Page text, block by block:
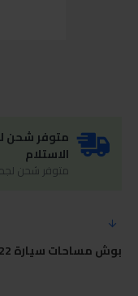
متوفر شحن
الاستلام
متوفر شحن
بوش مساحات سيارة 22بوصة